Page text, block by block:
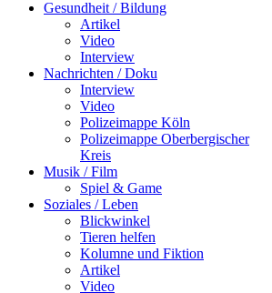
Gesundheit / Bildung
Artikel
Video
Interview
Nachrichten / Doku
Interview
Video
Polizeimappe Köln
Polizeimappe Oberbergischer
Kreis
Musik / Film
Spiel & Game
Soziales / Leben
Blickwinkel
Tieren helfen
Kolumne und Fiktion
Artikel
Video